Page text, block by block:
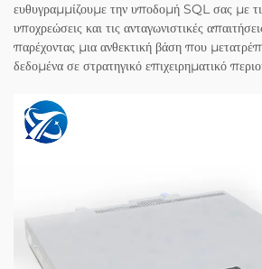
ευθυγραμμίζουμε την υποδομή SQL σας με
υποχρεώσεις και τις ανταγωνιστικές
παρέχοντας μια ανθεκτική βάση που
δεδομένα σε στρατηγικό επιχειρηματικό